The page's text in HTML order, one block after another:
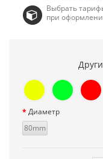
Выбрать
при
Диаметр
80mm